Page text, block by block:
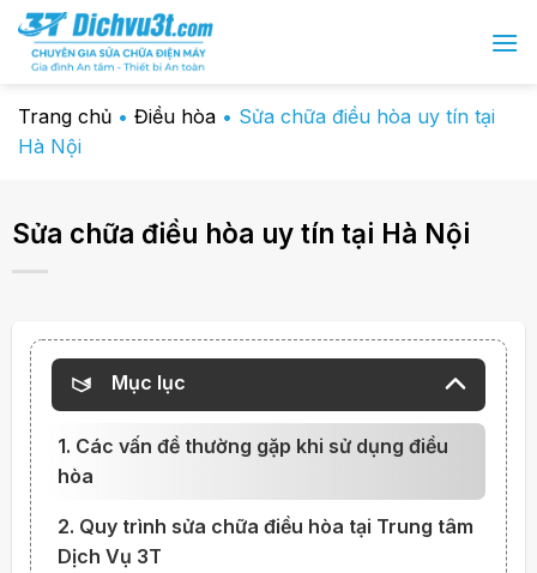
Chuyển
đến
dung
Trang chủ • Điều hòa • Sửa chữa điều hòa uy tín tại
Hà Nội
Sửa chữa điều hòa uy tín tại Hà Nội
Mục lục
1. Các vấn đề thường gặp khi sử dụng điều
hòa
2. Quy trình sửa chữa điều hòa tại Trung tâm
Dịch Vụ 3T